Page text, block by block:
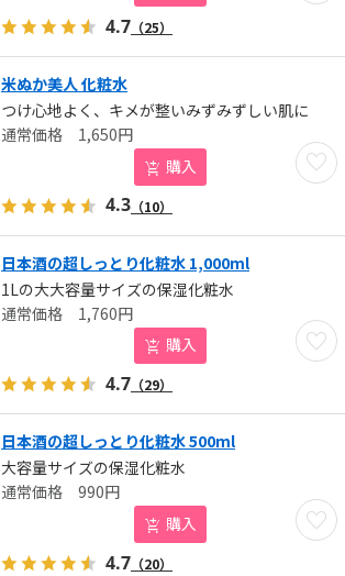
4.7 （25）
米ぬか美人 化粧水
つけ心地よく、キメが整いみずみずしい肌に
お気
1,650円
購入
4.3 （10）
日本酒の超しっとり化粧水 1,000ml
1Lの大大容量サイズの保湿化粧水
お気
1,760円
購入
4.7 （29）
日本酒の超しっとり化粧水 500ml
大容量サイズの保湿化粧水
お気
990円
購入
4.7 （20）